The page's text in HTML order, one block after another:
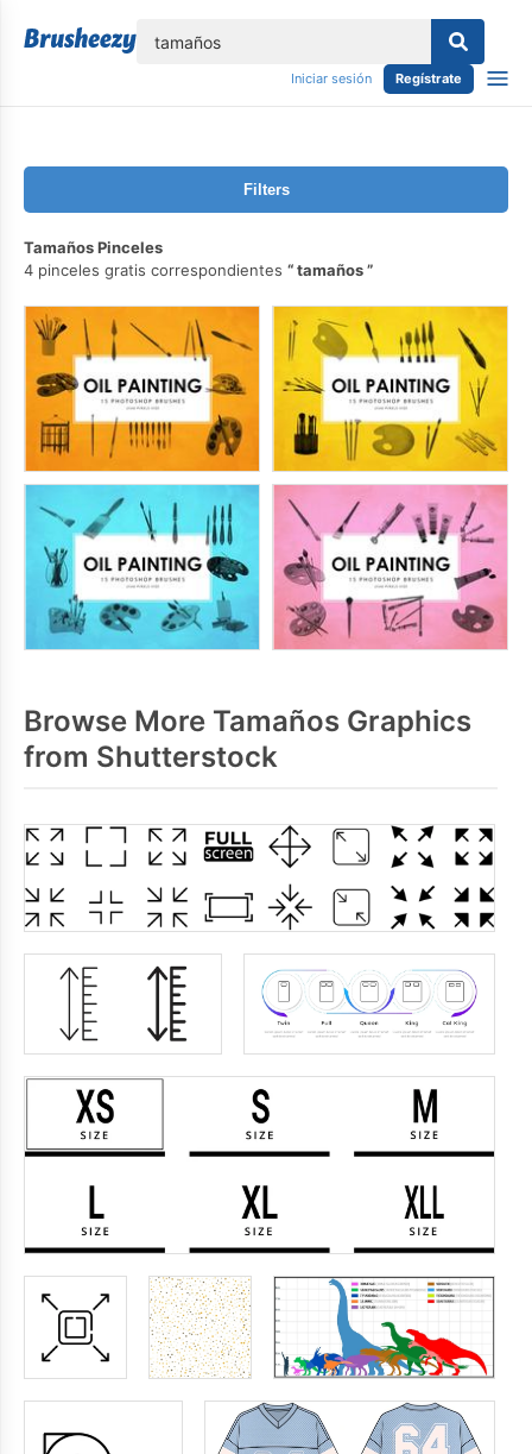
Iniciar sesión Regístrate
Filters
Tamaños Pinceles
4 pinceles gratis correspondientes
tamaños
Browse More Tamaños Graphics
from Shutterstock